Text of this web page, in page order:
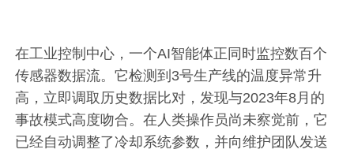
在工业控制中心，一个AI智能体正同时监控数百个
传感器数据流。它检测到3号生产线的温度异常升
高，立即调取历史数据比对，发现与2023年8月的
事故模式高度吻合。在人类操作员尚未察觉前，它
已经自动调整了冷却系统参数，并向维护团队发送